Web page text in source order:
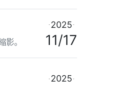
影。
2025
11/17
2025